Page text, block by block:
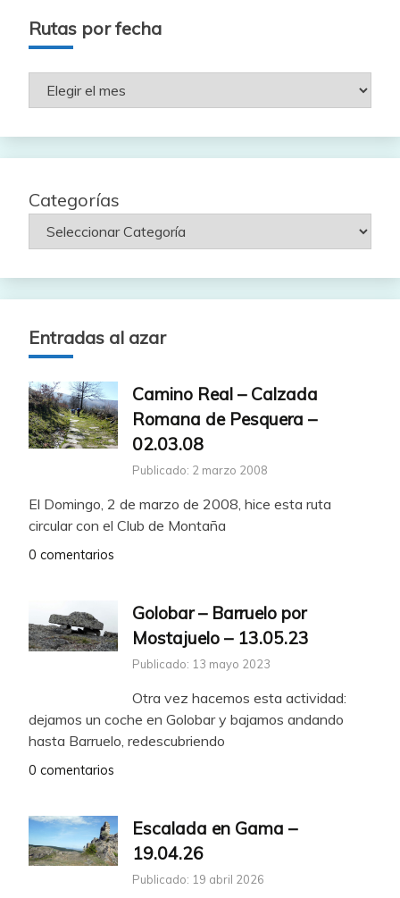
Rutas por fecha
Rutas
por
Categorías
Entradas al azar
Camino Real – Calzada
Romana de Pesquera –
02.03.08
Publicado: 2 marzo 2008
El Domingo, 2 de marzo de 2008, hice esta ruta
circular con el Club de Montaña
0 comentarios
Golobar – Barruelo por
Mostajuelo – 13.05.23
Publicado: 13 mayo 2023
Otra vez hacemos esta actividad:
dejamos un coche en Golobar y bajamos andando
hasta Barruelo, redescubriendo
0 comentarios
Escalada en Gama –
19.04.26
Publicado: 19 abril 2026